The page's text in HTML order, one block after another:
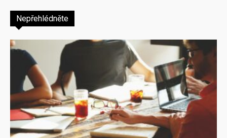
Nepřehlédněte